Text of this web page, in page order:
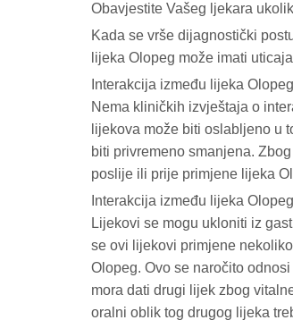
Obavjestite Vašeg ljekara
Kada se vrše dijagnostički
lijeka Olopeg može imati
Interakcija između lijeka
Nema kliničkih izvještaja o
lijekova može biti oslabljeno u
biti privremeno smanjena.
poslije ili prije primjene lijeka
Interakcija između lijeka
Lijekovi se mogu ukloniti iz
se ovi lijekovi primjene
Olopeg. Ovo se naročito
mora dati drugi lijek zbog
oralni oblik tog drugog lijeka